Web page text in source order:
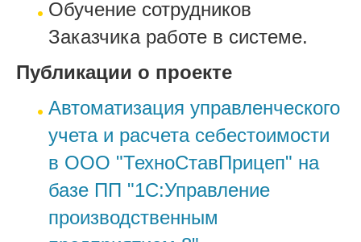
Обучение сотрудников
Заказчика работе в системе.
Публикации о проекте
Автоматизация управленческого
учета и расчета себестоимости
в ООО "ТехноСтавПрицеп" на
базе ПП "1С:Управление
производственным